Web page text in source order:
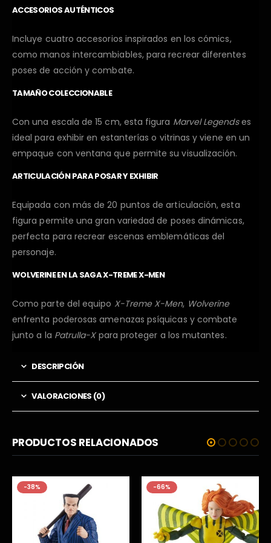
ACCESORIOS AUTÉNTICOS
Incluye cuatro accesorios inspirados en los cómics,
como manos intercambiables, para recrear diferentes
poses de acción y combate.
TAMAÑO COLECCIONABLE
Con una escala de 15 cm, esta figura Marvel Legendses
ideal para exhibir en estanterías o vitrinas y viene en un
empaque con ventana que permite su visualización.
ARTICULACIÓN PARA POSAR Y EXHIBIR
Equipada con más de 20 puntos de articulación, esta
figura permite una gran variedad de poses dinámicas,
perfecta para recrear escenas emblemáticas del
personaje.
WOLVERINE EN LA SAGA X-TREME X-MEN
Como parte del equipo X-Treme X-Men, Wolverine
enfrenta poderosas amenazas psíquicas y combate
junto a la Patrulla-Xpara proteger a los mutantes.
DESCRIPCIÓN
VALORACIONES (0)
PRODUCTOS RELACIONADOS
-38% -66%